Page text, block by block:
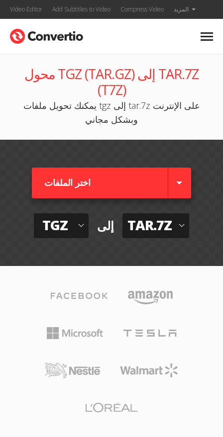
Video Editor Add Subtitles to Video Compress Video المزيد
محول TGZ (TAR.GZ) إلى TAR.7Z
(T7Z)
يمكنك تحويل ملفات tgz إلى tar.7z على الإنترنت
وبشكل مجاني
اختر الملفات
TGZ إلى TAR.7Z